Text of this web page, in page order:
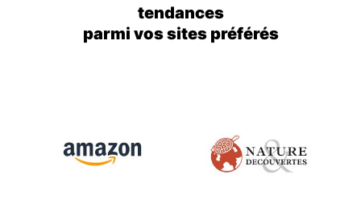
tendances
parmi vos sites préférés